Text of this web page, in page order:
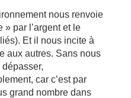
nous renvoie
» par l’argent et le
Et il nous incite à
aux autres. Sans nous
car c’est par
grand nombre dans